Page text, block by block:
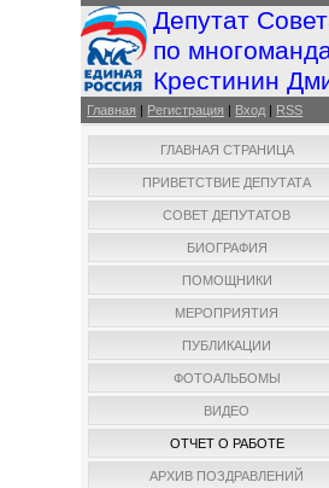
Депутат
по
Крестинин
Главная | Регистрация | Вход | RSS
ГЛАВНАЯ СТРАНИЦА
ПРИВЕТСТВИЕ ДЕПУТАТА
СОВЕТ ДЕПУТАТОВ
БИОГРАФИЯ
ПОМОЩНИКИ
МЕРОПРИЯТИЯ
ПУБЛИКАЦИИ
ФОТОАЛЬБОМЫ
ВИДЕО
ОТЧЕТ О РАБОТЕ
АРХИВ ПОЗДРАВЛЕНИЙ